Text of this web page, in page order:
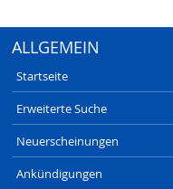
ALLGEMEIN
Startseite
Erweiterte Suche
Neuerscheinungen
Ankündigungen